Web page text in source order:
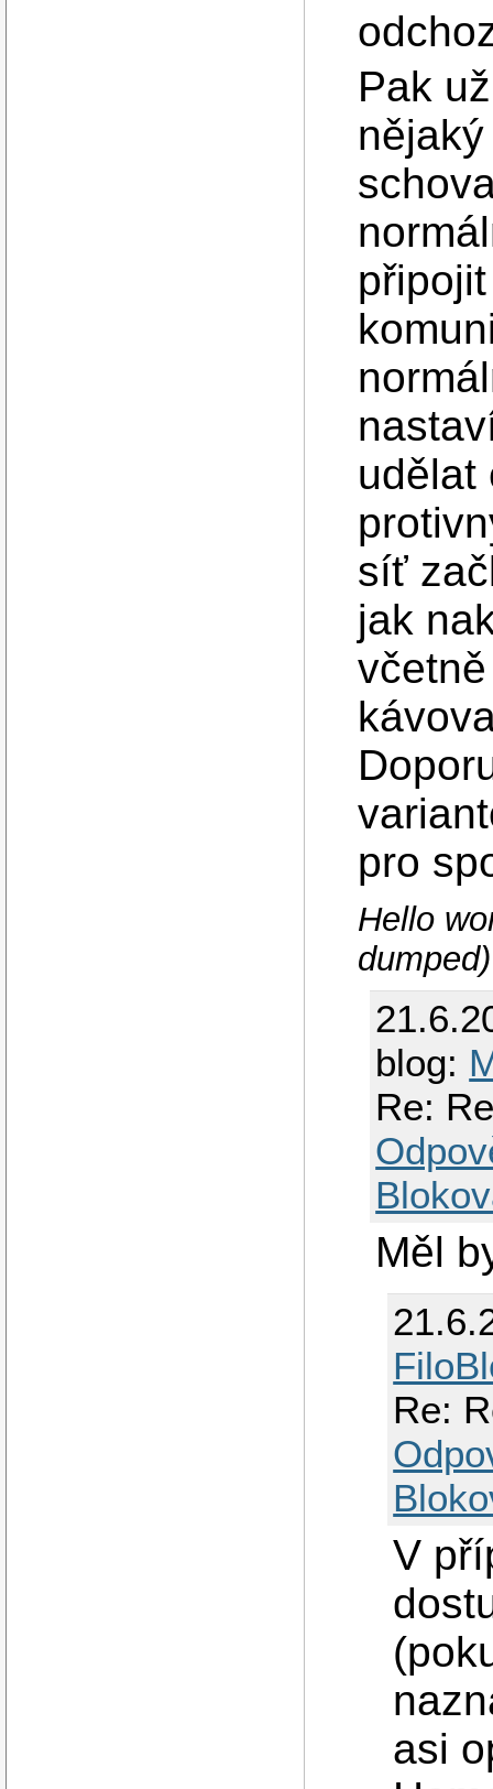
Pak
udělat
síť
jak
pro
Hello
dumped)
blog:
Re:
Měl
Re:
V
asi